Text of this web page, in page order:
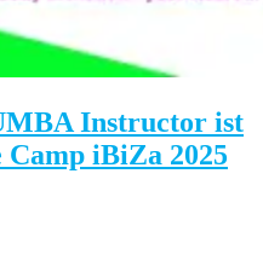
Instructor ist
Camp iBiZa 2025